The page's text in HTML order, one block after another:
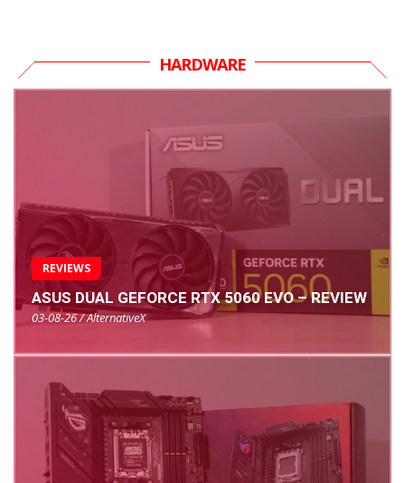
HARDWARE
REVIEWS
ASUS DUAL GEFORCE RTX 5060 EVO – REVIEW
03-08-26 / AlternativeX